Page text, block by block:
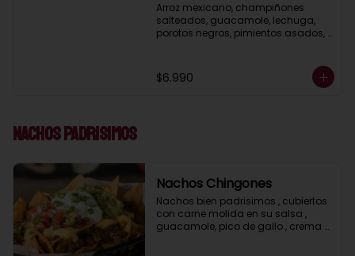
Arroz mexicano, champiñones
salteados, guacamole, lechuga,
porotos negros, pimientos asados,
$6.990
Nachos Padrisimos
Nachos Chingones
Nachos bien padrisimos , cubiertos
con carne molida en su salsa ,
guacamole, pico de gallo , crema